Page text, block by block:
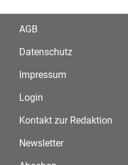
AGB
Datenschutz
Impressum
Login
Kontakt zur Redaktion
Newsletter